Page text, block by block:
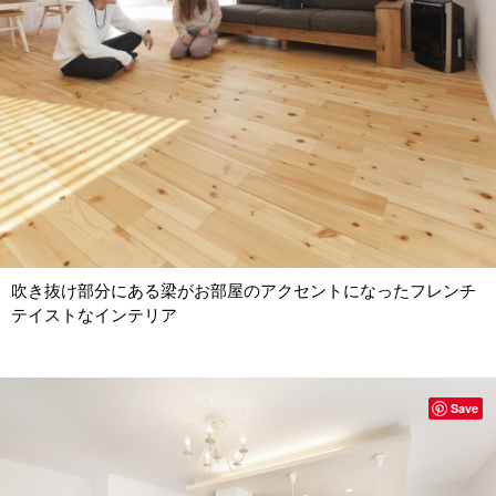
吹き抜け部分にある梁がお部屋のアクセントになったフレンチ
テイストなインテリア
Save